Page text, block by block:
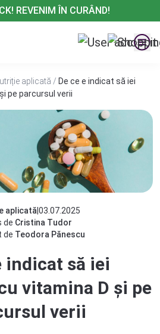
REVENIM ÎN CURÂND!
aplicată / De ce e indicat să iei
pe parcursul verii
aplicată 03.07.2025
de Cristina Tudor
de Teodora Pănescu
indicat să iei
vitamina D și pe
verii